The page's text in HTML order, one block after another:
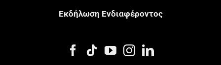
Eκδήλωση Eνδιαφέροντος